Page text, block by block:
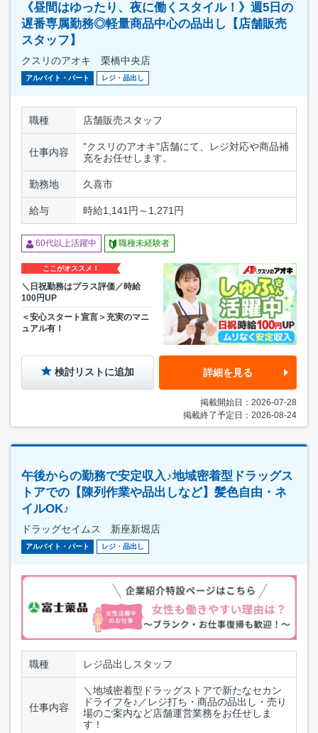
《昼間はゆったり、夜に働くスタイル！》週5日の
遅番専属勤務◎軽量商品中心の品出し【店舗販売
スタッフ】
クスリのアオキ 栗橋中央店
アルバイト・パート レジ・品出し
職種 店舗販売スタッフ
仕事内容
"クスリのアオキ"店舗にて、レジ対応や商品補
充をお任せします。
勤務地 久喜市
給与 時給1,141円～1,271円
60代以上活躍中 職種未経験者
ここがオススメ！
＼日祝勤務はプラス評価／時給
100円UP
＜安心スタート宣言＞充実のマニ
ュアル有！
検討リストに追加 詳細を見る
掲載開始日：2026-07-28
掲載終了予定日：2026-08-24
午後からの勤務で安定収入♪地域密着型ドラッグス
トアでの【陳列作業や品出しなど】髪色自由・ネ
イルOK♪
ドラッグセイムス 新座新堀店
アルバイト・パート レジ・品出し
職種 レジ品出しスタッフ
仕事内容
＼地域密着型ドラッグストアで新たなセカン
ドライフを♪／レジ打ち・商品の品出し・売り
場のご案内など店舗運営業務をお任せしま
す！